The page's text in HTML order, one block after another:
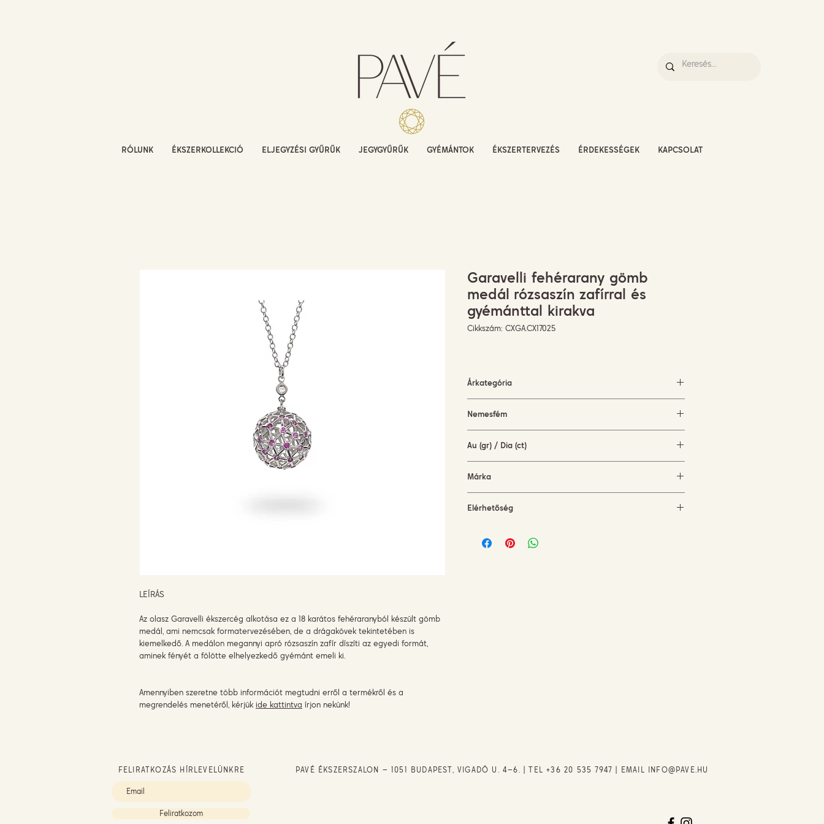
RÓLUNK ÉKSZERKOLLEKCIÓ ELJEGYZÉSI GYŰRŰK JEGYGYŰRŰK GYÉMÁNTOK ÉKSZERTERVEZÉS ÉRDEKESSÉGEK KAPCSOLAT
LEÍRÁS
Az olasz Garavelli ékszercég alkotása ez a 18 karátos fehéraranyból készült gömb
medál, ami nemcsak formatervezésében, de a drágakövek tekintetében is
kiemelkedő. A medálon megannyi apró rózsaszín zafír díszíti az egyedi formát,
aminek fényét a fölötte elhelyezkedő gyémánt emeli ki.
Amennyiben szeretne több információt megtudni erről a termékről és a
megrendelés menetéről, kérjük ide kattintva írjon nekünk!
Garavelli fehérarany gömb
medál rózsaszín zafírral és
gyémánttal kirakva
Cikkszám: CXGA.CX17025
Árkategória
Nemesfém
Au (gr) / Dia (ct)
Márka
Elérhetőség
FELIRATKOZÁS HÍRLEVELÜNKRE
Feliratkozom
PAVÉ ÉKSZERSZALON – 1051 BUDAPEST, VIGADÓ U. 4–6. | TEL+36 20 535 7947 | EMAIL INFO@PAVE.HU